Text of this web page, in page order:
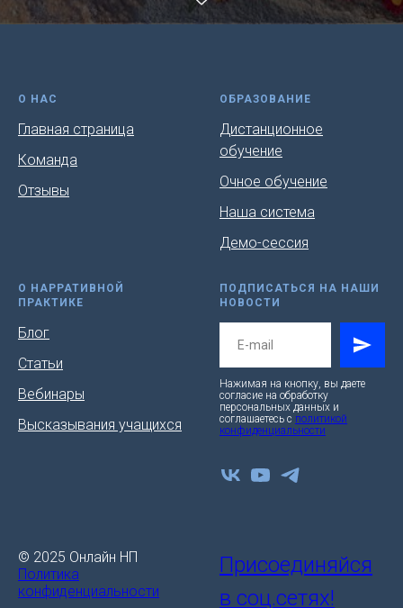
О НАС
Главная страница
Команда
Отзывы
ОБРАЗОВАНИЕ
Дистанционное
обучение
Очное обучение
Наша система
Демо-сессия
О НАРРАТИВНОЙ
ПРАКТИКЕ
Блог
Статьи
Вебинары
Высказывания учащихся
ПОДПИСАТЬСЯ НА НАШИ
НОВОСТИ
Нажимая на кнопку, вы даете
согласие на обработку
персональных данных и
соглашаетесь c политикой
конфиденциальности
© 2025 Онлайн НП
Политика
конфиденциальности
Присоединяйся
в соц.сетях!